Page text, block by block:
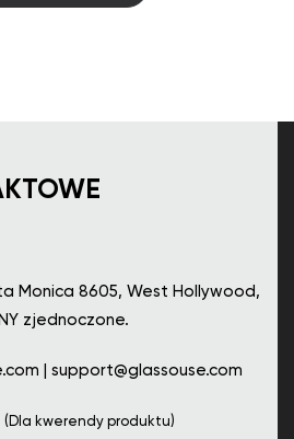
Monica 8605, West Hollywood,
zjednoczone.
| support@glassouse.com
(Dla kwerendy produktu)